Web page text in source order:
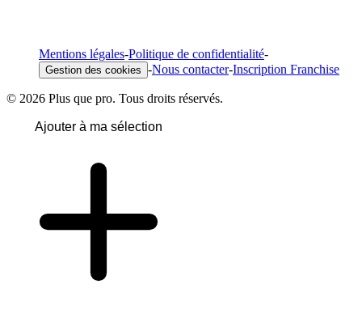
Mentions légales-Politique de confidentialité-
Gestion des cookies -Nous contacter-Inscription Franchise
© 2026 Plus que pro. Tous droits réservés.
Ajouter à ma sélection